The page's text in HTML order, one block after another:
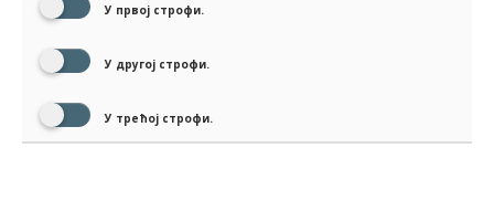
У првој строфи.
У другој строфи.
У трећој строфи.